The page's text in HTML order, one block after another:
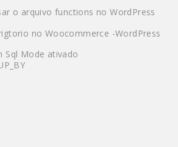
o arquivo functions no WordPress
no Woocommerce -WordPress
Sql Mode ativado